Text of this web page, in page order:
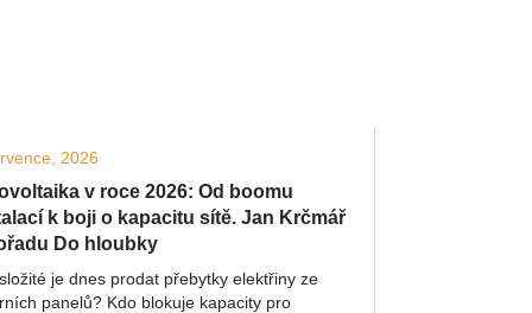
2026
v roce 2026: Od boomu
k boji o kapacitu sítě. Jan Krčmář
Do hloubky
je dnes prodat přebytky elektřiny ze
panelů? Kdo blokuje kapacity pro